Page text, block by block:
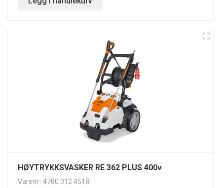
HØYTRYKKSVASKER RE 362 PLUS 400v
Varenr.: 4780 012 4518